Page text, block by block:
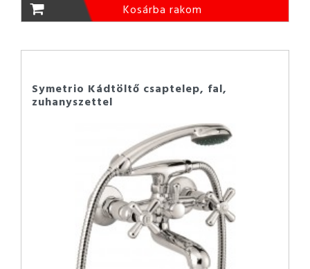
Kosárba rakom
Symetrio Kádtöltő csaptelep, fal,
zuhanyszettel